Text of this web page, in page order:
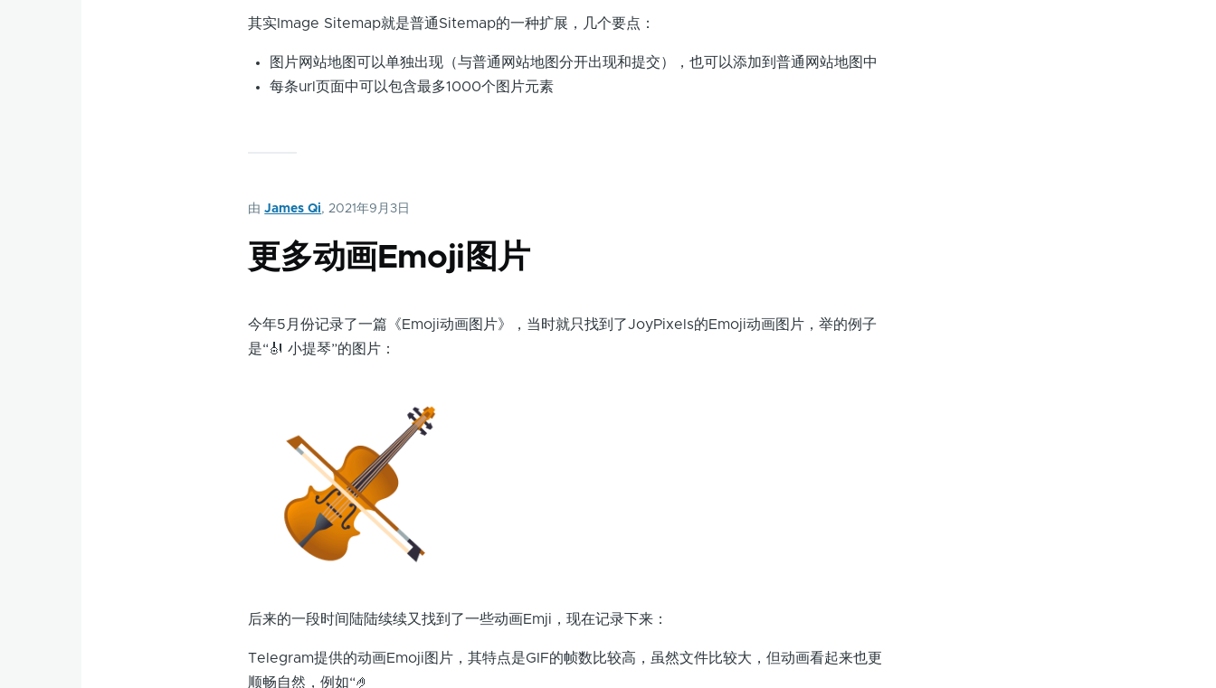
其实Image Sitemap就是普通Sitemap的一种扩展，几个要点：
图片网站地图可以单独出现（与普通网站地图分开出现和提交），也可以添加到普通网站地图中
每条url页面中可以包含最多1000个图片元素
由James Qi, 2021年9月3日
更多动画Emoji图片
今年5月份记录了一篇《Emoji动画图片》，当时就只找到了JoyPixels的Emoji动画图片，举的例子
是“🎻 小提琴”的图片：
后来的一段时间陆陆续续又找到了一些动画Emji，现在记录下来：
Telegram提供的动画Emoji图片，其特点是GIF的帧数比较高，虽然文件比较大，但动画看起来也更
顺畅自然，例如“🤌